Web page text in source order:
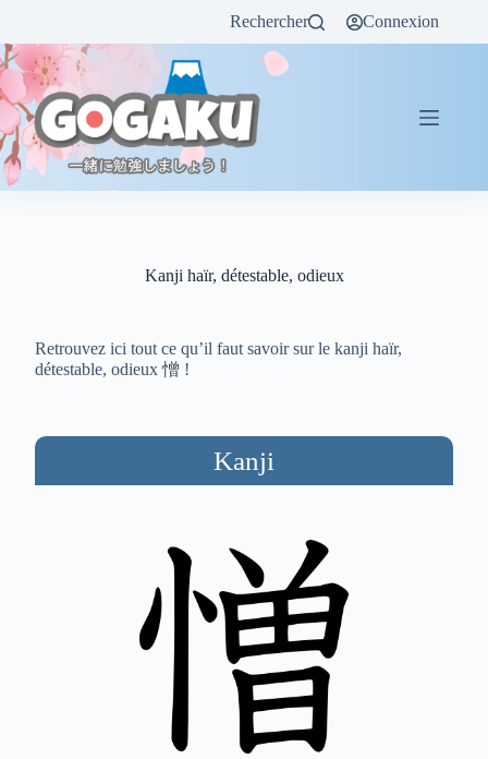
Rechercher Connexion
Kanji haïr, détestable, odieux
Retrouvez ici tout ce qu’il faut savoir sur le kanji haïr,
détestable, odieux 憎 !
Kanji